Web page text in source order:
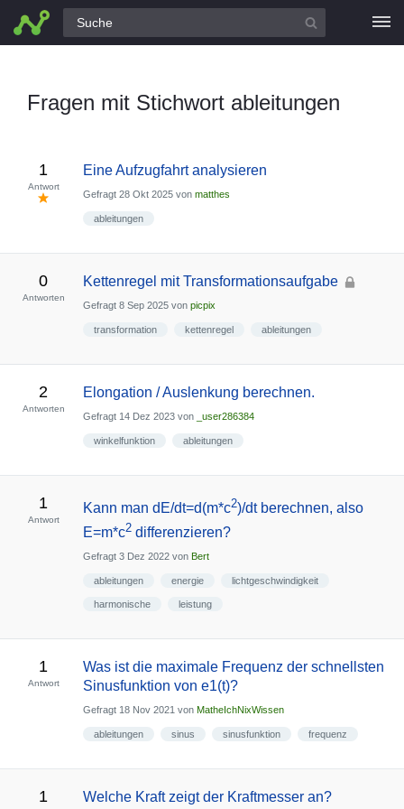
Alle Fragen
Fragen mit Stichwort ableitungen
1
Antwort
Eine Aufzugfahrt analysieren
Gefragt 28 Okt 2025 von matthes
ableitungen
0
Antworten
Kettenregel mit Transformationsaufgabe
Gefragt 8 Sep 2025 von picpix
transformation kettenregel ableitungen
2
Antworten
Elongation / Auslenkung berechnen.
Gefragt 14 Dez 2023 von _user286384
winkelfunktion ableitungen
1
Antwort
Kann man dE/dt=d(m*c2)/dt berechnen, also
E=m*c2differenzieren?
Gefragt 3 Dez 2022 von Bert
ableitungen energie lichtgeschwindigkeit
harmonische leistung
1
Antwort
Was ist die maximale Frequenz der schnellsten
Sinusfunktion von e1(t)?
Gefragt 18 Nov 2021 von MatheIchNixWissen
ableitungen sinus sinusfunktion frequenz
1 Welche Kraft zeigt der Kraftmesser an?